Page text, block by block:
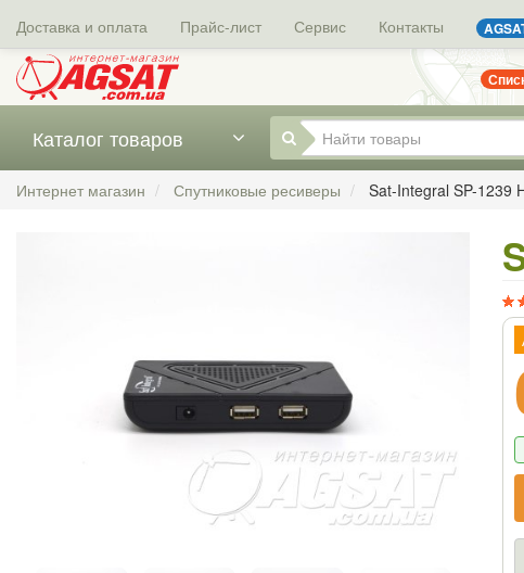
Доставка и оплата Прайс-лист Сервис Контакты
Каталог товаров
Интернет магазин Спутниковые ресиверы Sat-Integral SP-1239